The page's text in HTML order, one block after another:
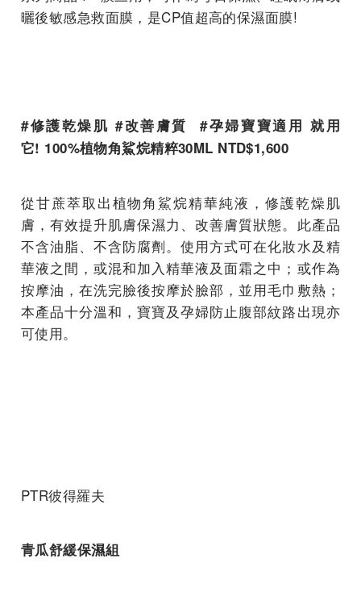
曬後敏感急救面膜，是CP值超高的保濕面膜!
#修護乾燥肌 #改善膚質 #孕婦寶寶適用 就用
它! 100%植物角鯊烷精粹30ML NTD$1,600
從甘蔗萃取出植物角鯊烷精華純液，修護乾燥肌
膚，有效提升肌膚保濕力、改善膚質狀態。此產品
不含油脂、不含防腐劑。使用方式可在化妝水及精
華液之間，或混和加入精華液及面霜之中；或作為
按摩油，在洗完臉後按摩於臉部，並用毛巾敷熱；
本產品十分溫和，寶寶及孕婦防止腹部紋路出現亦
可使用。
PTR彼得羅夫
青瓜舒緩保濕組